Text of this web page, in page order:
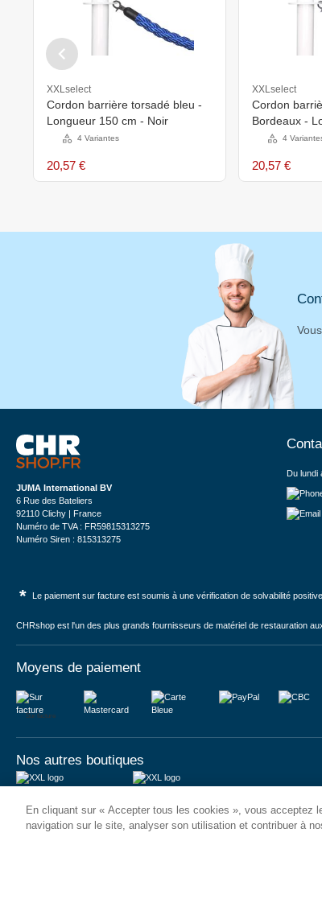
XXLselect
Cordon barrière torsadé bleu -
Longueur 150 cm - Noir
4 Variantes
20,57 €
XXLselect
Cordon
Bordeaux -
Noir
4
20,57 €
JUMA International BV
6 Rue des Bateliers
92110 Clichy | France
Numéro de TVA : FR59815313275
Numéro Siren : 815313275
Du lundi
* Le paiement sur facture est soumis à une vérification de solvabilité positive.
CHRshop est l'un des plus grands fournisseurs de matériel de restauration
Moyens de paiement
Sur facture
Nos autres boutiques
Königsborner Straße 26a
39175 Biederitz | Deutschland
Vrijheidweg 34
1521RR Wormerveer | Nederland
En cliquant sur « Accepter tous les cookies », vous acceptez
navigation sur le site, analyser son utilisation et contribuer à